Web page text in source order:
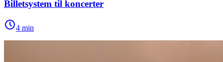
Billetsystem til koncerter
4 min